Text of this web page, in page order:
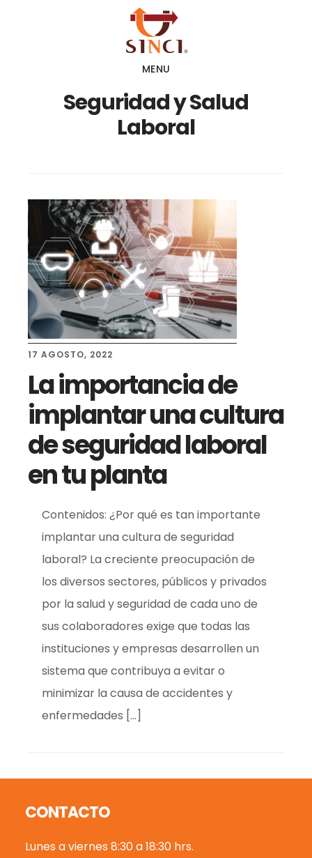
MENU
Seguridad y Salud
Laboral
17 AGOSTO, 2022
La importancia de
implantar una cultura
de seguridad laboral
en tu planta
Contenidos: ¿Por qué es tan importante
implantar una cultura de seguridad
laboral? La creciente preocupación de
los diversos sectores, públicos y privados
por la salud y seguridad de cada uno de
sus colaboradores exige que todas las
instituciones y empresas desarrollen un
sistema que contribuya a evitar o
minimizar la causa de accidentes y
enfermedades […]
CONTACTO
Lunes a viernes 8:30 a 18:30 hrs.